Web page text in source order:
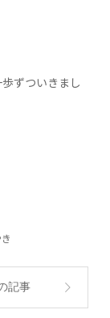
ずついきまし
記事